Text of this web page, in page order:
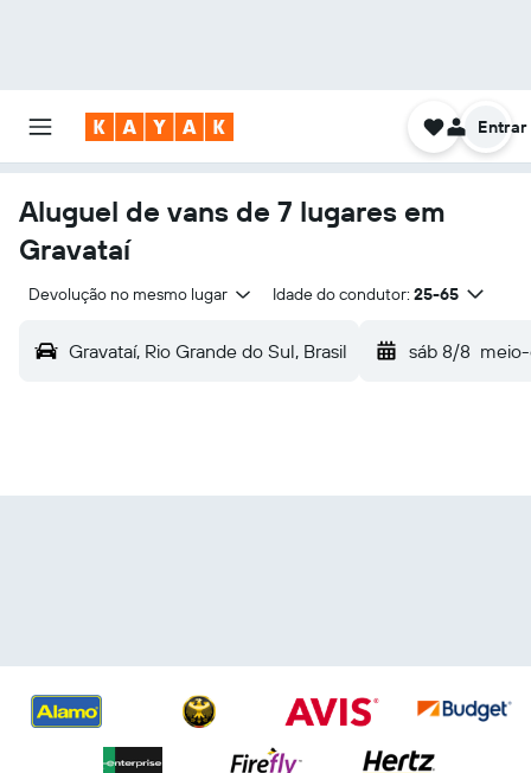
Entrar
Aluguel de vans de 7 lugares em
Gravataí
Devolução no mesmo lugar Idade do condutor: 25-65
Gravataí, Rio Grande do Sul, Brasil sáb 8/8